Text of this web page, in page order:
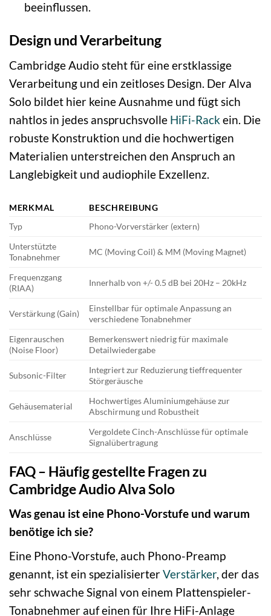
beeinflussen.
Design und Verarbeitung
Cambridge Audio steht für eine erstklassige
Verarbeitung und ein zeitloses Design. Der Alva
Solo bildet hier keine Ausnahme und fügt sich
nahtlos in jedes anspruchsvolle HiFi-Rackein. Die
robuste Konstruktion und die hochwertigen
Materialien unterstreichen den Anspruch an
Langlebigkeit und audiophile Exzellenz.
MERKMAL
BESCHREIBUNG
Typ
Phono-Vorverstärker (extern)
Unterstützte
Tonabnehmer
MC (Moving Coil) & MM (Moving Magnet)
Frequenzgang
(RIAA)
Innerhalb von +/- 0.5 dB bei 20Hz – 20kHz
Verstärkung (Gain)
Einstellbar für optimale Anpassung an
verschiedene Tonabnehmer
Eigenrauschen
(Noise Floor)
Bemerkenswert niedrig für maximale
Detailwiedergabe
Subsonic-Filter
Integriert zur Reduzierung tieffrequenter
Störgeräusche
Gehäusematerial
Hochwertiges Aluminiumgehäuse zur
Abschirmung und Robustheit
Anschlüsse
Vergoldete Cinch-Anschlüsse für optimale
Signalübertragung
FAQ – Häufig gestellte Fragen zu
Cambridge Audio Alva Solo
Was genau ist eine Phono-Vorstufe und warum
benötige ich sie?
Eine Phono-Vorstufe, auch Phono-Preamp
genannt, ist ein spezialisierterVerstärker, der das
sehr schwache Signal von einem Plattenspieler-
Tonabnehmer auf einen für Ihre HiFi-Anlage